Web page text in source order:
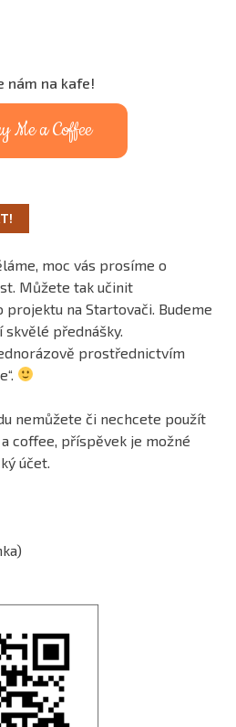
nám na kafe!
Me a Coffee
moc vás prosíme o
Můžete tak učinit
na Startovači. Budeme
přednášky.
prostřednictvím
nemůžete či nechcete použít
coffee, příspěvek je možné
účet.